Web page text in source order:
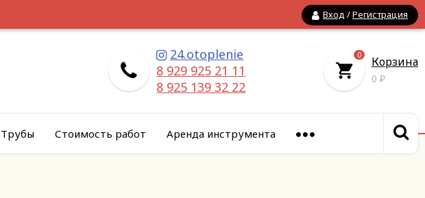
Вход /Регистрация
24.otoplenie
8 929 925 21 11
8 925 139 32 22
0 Корзина
0 ₽
Трубы Стоимость работ Аренда инструмента